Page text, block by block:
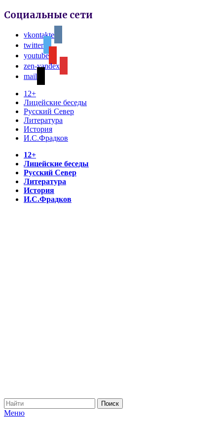
Социальные сети
vkontakte
twitter
youtube
zen-yandex
mail
12+
Лицейские беседы
Русский Север
Литература
История
И.С.Фрадков
12+
Лицейские беседы
Русский Север
Литература
История
И.С.Фрадков
Меню